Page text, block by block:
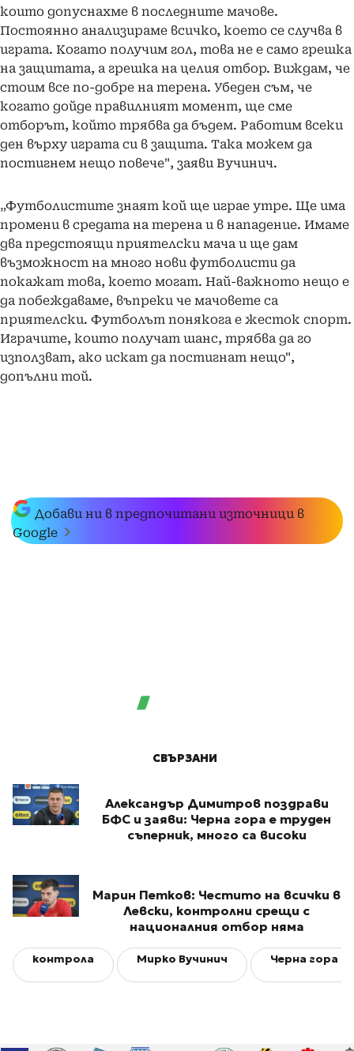
които допуснахме в последните мачове.
Постоянно анализираме всичко, което се случва в
играта. Когато получим гол, това не е само грешка
на защитата, а грешка на целия отбор. Виждам, че
стоим все по-добре на терена. Убеден съм, че
когато дойде правилният момент, ще сме
отборът, който трябва да бъдем. Работим всеки
ден върху играта си в защита. Така можем да
постигнем нещо повече", заяви Вучинич.
„Футболистите знаят кой ще играе утре. Ще има
промени в средата на терена и в нападение. Имаме
два предстоящи приятелски мача и ще дам
възможност на много нови футболисти да
покажат това, което могат. Най-важното нещо е
да побеждаваме, въпреки че мачовете са
приятелски. Футболът понякога е жесток спорт.
Играчите, които получат шанс, трябва да го
използват, ако искат да постигнат нещо",
допълни той.
Добави ни в предпочитани източници в
Google
СВЪРЗАНИ
Александър Димитров поздрави
БФС и заяви: Черна гора е труден
съперник, много са високи
Марин Петков: Честито на всички в
Левски, контролни срещи с
националния отбор няма
контрола Мирко Вучинич Черна гора